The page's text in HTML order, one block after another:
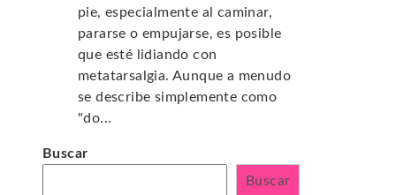
pie, especialmente al caminar,
pararse o empujarse, es posible
que esté lidiando con
metatarsalgia. Aunque a menudo
se describe simplemente como
"do...
Buscar
Buscar